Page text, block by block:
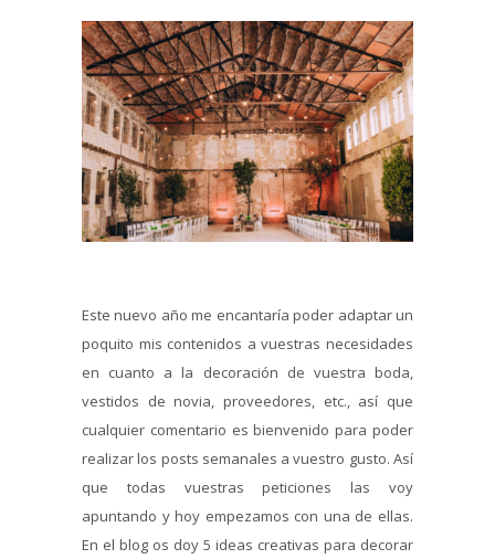
Este nuevo año me encantaría poder adaptar un
poquito mis contenidos a vuestras necesidades
en cuanto a la decoración de vuestra boda,
vestidos de novia, proveedores, etc., así que
cualquier comentario es bienvenido para poder
realizar los posts semanales a vuestro gusto. Así
que todas vuestras peticiones las voy
apuntando y hoy empezamos con una de ellas.
En el blog os doy 5 ideas creativas para decorar